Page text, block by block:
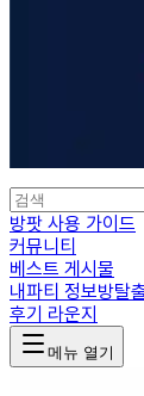
방팟 사용 가이드
커뮤니티
베스트 게시물
내파티 정보방탈
후기 라운지
메뉴 열기